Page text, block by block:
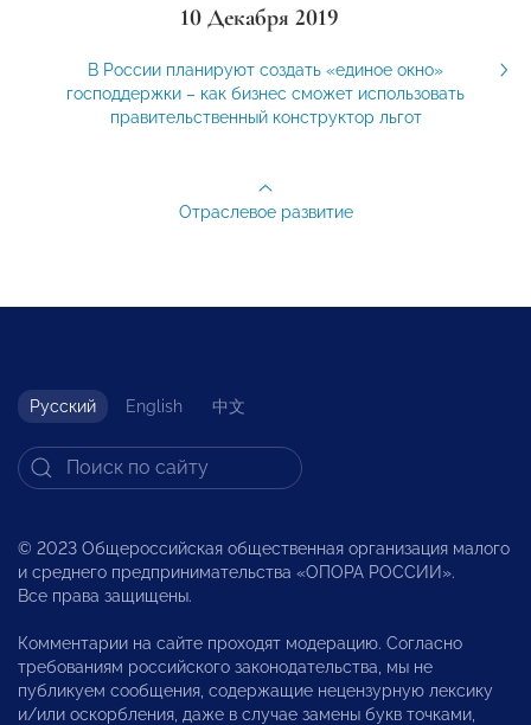
10 Декабря 2019
В России планируют создать «единое окно»
господдержки – как бизнес сможет использовать
правительственный конструктор льгот
Отраслевое развитие
Русский English 中文
© 2023 Общероссийская общественная организация малого
и среднего предпринимательства «ОПОРА РОССИИ».
Все права защищены.
Комментарии на сайте проходят модерацию. Согласно
требованиям российского законодательства, мы не
публикуем сообщения, содержащие нецензурную лексику
и/или оскорбления, даже в случае замены букв точками,